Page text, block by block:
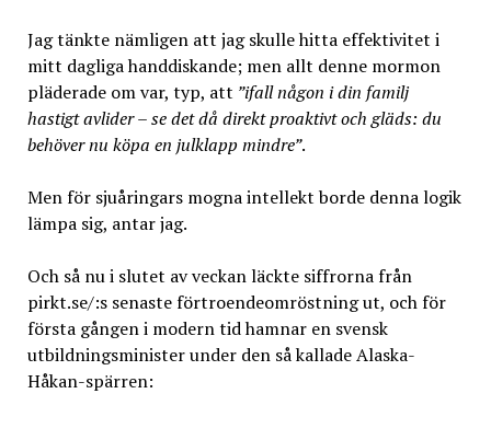
Jag tänkte nämligen att jag skulle hitta effektivitet i
mitt dagliga handdiskande; men allt denne mormon
pläderade om var, typ, att ”ifall någon i din familj
hastigt avlider – se det då direktproaktivt och gläds: du
behöver nu köpa en julklapp mindre”.
Men för sjuåringars mogna intellekt borde denna logik
lämpa sig, antar jag.
Och så nu i slutet av veckan läckte siffrorna från
pirkt.se/:s senaste förtroendeomröstning ut, och för
första gången i modern tid hamnar en svensk
utbildningsminister under den så kallade Alaska-
Håkan-spärren: